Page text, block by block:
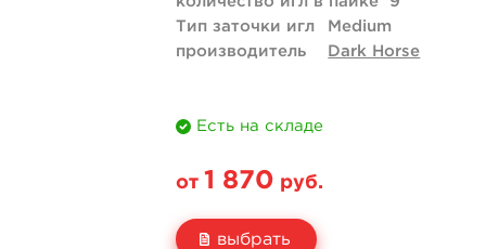
Тип заточки игл
Medium
производитель
Dark Horse
Есть на складе
от 1 870 руб.
выбрать